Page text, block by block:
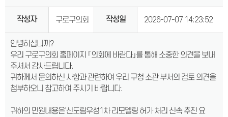
작성자 구로구의회 작성일 2026-07-07 14:23:52
안녕하십니까?
우리 구로구의회 홈페이지 「의회에 바란다」를 통해 소중한 의견을 보내
주셔서 감사드립니다.
귀하께서 문의하신 사항과 관련하여 우리 구청 소관 부서의 검토 의견을
첨부하오니 참고하여 주시기 바랍니다.
귀하의 민원내용은‘신도림우성1차 리모델링 허가 처리 신속 추진 요